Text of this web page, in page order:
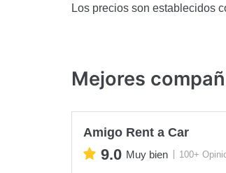
Los precios son establecidos
Mejores
Amigo Rent a Car
9.0 Muy bien 100+